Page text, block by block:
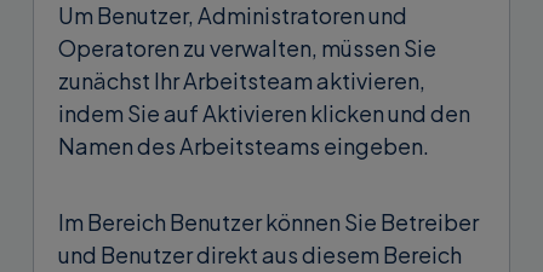
Um Benutzer, Administratoren und
Operatoren zu verwalten, müssen Sie
zunächst Ihr Arbeitsteam aktivieren,
indem Sie auf Aktivieren klicken und den
Namen des Arbeitsteams eingeben.
Im Bereich Benutzer können Sie Betreiber
und Benutzer direkt aus diesem Bereich